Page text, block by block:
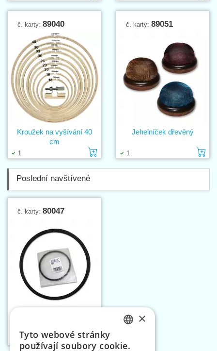
č. karty: 89040
1 Vložit do košíku
Kroužek na vyšívání 40
cm
č. karty: 89051
1
Jehelníček dřevěný
Poslední navštívené
č. karty: 80047
Vložit do košíku
×
Tyto webové stránky
používají soubory cookie.